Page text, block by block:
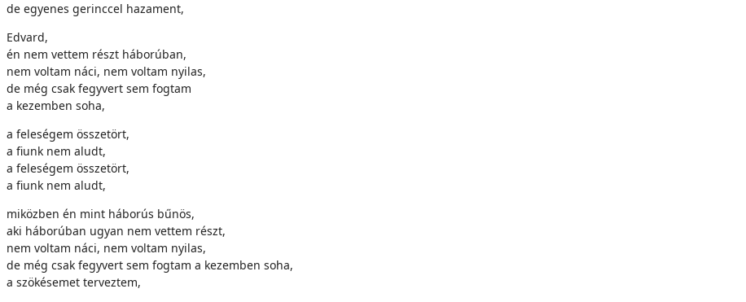
de egyenes gerinccel hazament,
Edvard,
én nem vettem részt háborúban,
nem voltam náci, nem voltam nyilas,
de még csak fegyvert sem fogtam
a kezemben soha,
a feleségem összetört,
a fiunk nem aludt,
a feleségem összetört,
a fiunk nem aludt,
miközben én mint háborús bűnös,
aki háborúban ugyan nem vettem részt,
nem voltam náci, nem voltam nyilas,
de még csak fegyvert sem fogtam a kezemben soha,
a szökésemet terveztem,